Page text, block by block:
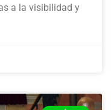
a la visibilidad y